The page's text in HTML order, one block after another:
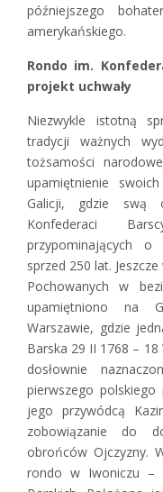
późniejszego
amerykańskiego.
Rondo im.
projekt uchwały
Niezwykle istotną
tradycji ważnych
tożsamości
upamiętnienie
Galicji, gdzie swą
Konfederaci
przypominających
sprzed 250 lat.
Pochowanych w
upamiętniono na
Warszawie, gdzie
Barska 29 II 1768 –
dosłownie
pierwszego
jego przywódcą
zobowiązanie do
obrońców Ojczyzny.
rondo w Iwoniczu –